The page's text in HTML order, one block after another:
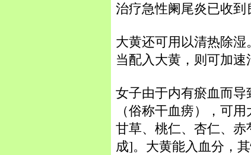
治疗急性阑尾炎已收到
大黄还可用以清热除
当配入大黄，则可加速
女子由于内有瘀血而
（俗称干血痨），可
甘草、桃仁、杏仁、
成]。大黄能入血分，